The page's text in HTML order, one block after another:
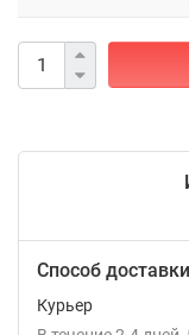
Способ доставки
Курьер